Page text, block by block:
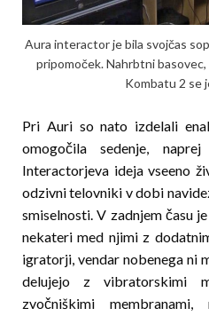
Aura interactor je bila svojčas
pripomoček. Nahrbtni
Kombatu 2 se
Pri Auri so nato izdelali
omogočila sedenje,
Interactorjeva ideja vseeno
odzivni telovniki v dobi
smiselnosti. V zadnjem času
nekateri med njimi z
igratorji, vendar nobenega ni
delujejo z vibratorskimi
zvočniškimi